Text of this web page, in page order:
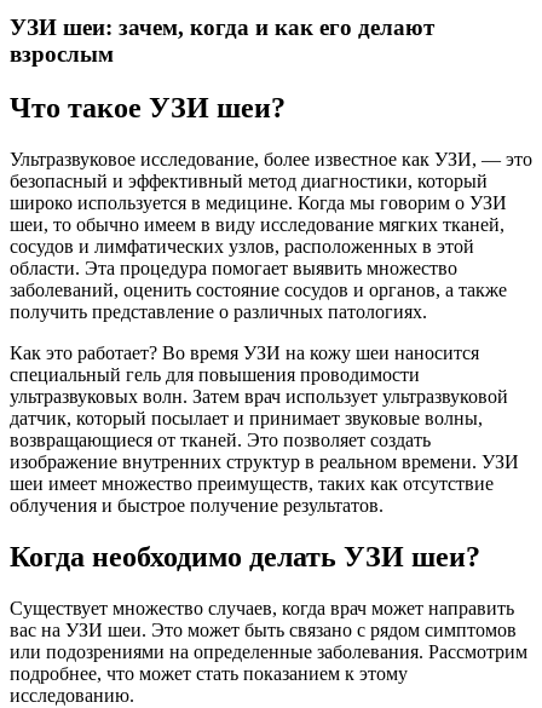
УЗИ шеи: зачем, когда и как его делают
взрослым
Что такое УЗИ шеи?
Ультразвуковое исследование, более известное как УЗИ, — это
безопасный и эффективный метод диагностики, который
широко используется в медицине. Когда мы говорим о УЗИ
шеи, то обычно имеем в виду исследование мягких тканей,
сосудов и лимфатических узлов, расположенных в этой
области. Эта процедура помогает выявить множество
заболеваний, оценить состояние сосудов и органов, а также
получить представление о различных патологиях.
Как это работает? Во время УЗИ на кожу шеи наносится
специальный гель для повышения проводимости
ультразвуковых волн. Затем врач использует ультразвуковой
датчик, который посылает и принимает звуковые волны,
возвращающиеся от тканей. Это позволяет создать
изображение внутренних структур в реальном времени. УЗИ
шеи имеет множество преимуществ, таких как отсутствие
облучения и быстрое получение результатов.
Когда необходимо делать УЗИ шеи?
Существует множество случаев, когда врач может направить
вас на УЗИ шеи. Это может быть связано с рядом симптомов
или подозрениями на определенные заболевания. Рассмотрим
подробнее, что может стать показанием к этому
исследованию.